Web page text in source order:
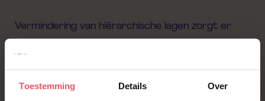
Toestemming Details Over
Vermindering van hiërarchische lagen zorgt er